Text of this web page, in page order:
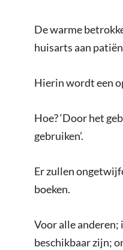
De warme
huisarts aan
Hierin wordt een
Hoe? ‘Door het
gebruiken’.
Er zullen
boeken.
Voor alle anderen;
beschikbaar zijn;